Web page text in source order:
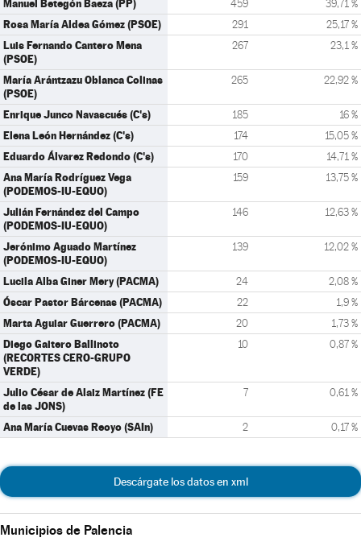
Manuel Betegón Baeza (PP) 459 39,71 %
Rosa María Aldea Gómez (PSOE) 291 25,17 %
Luis Fernando Cantero Mena
(PSOE)
267 23,1 %
María Arántzazu Oblanca Colinas
(PSOE)
265 22,92 %
Enrique Junco Navascués (C's) 185 16 %
Elena León Hernández (C's) 174 15,05 %
Eduardo Álvarez Redondo (C's) 170 14,71 %
Ana María Rodríguez Vega
(PODEMOS-IU-EQUO)
159 13,75 %
Julián Fernández del Campo
(PODEMOS-IU-EQUO)
146 12,63 %
Jerónimo Aguado Martínez
(PODEMOS-IU-EQUO)
139 12,02 %
Lucila Alba Giner Mery (PACMA) 24 2,08 %
Óscar Pastor Bárcenas (PACMA) 22 1,9 %
Marta Aguiar Guerrero (PACMA) 20 1,73 %
Diego Gaitero Ballinoto
(RECORTES CERO-GRUPO
VERDE)
10 0,87 %
Julio César de Alaiz Martínez (FE
de las JONS)
7 0,61 %
Ana María Cuevas Reoyo (SAIn) 2 0,17 %
Descárgate los datos en xml
Municipios de Palencia